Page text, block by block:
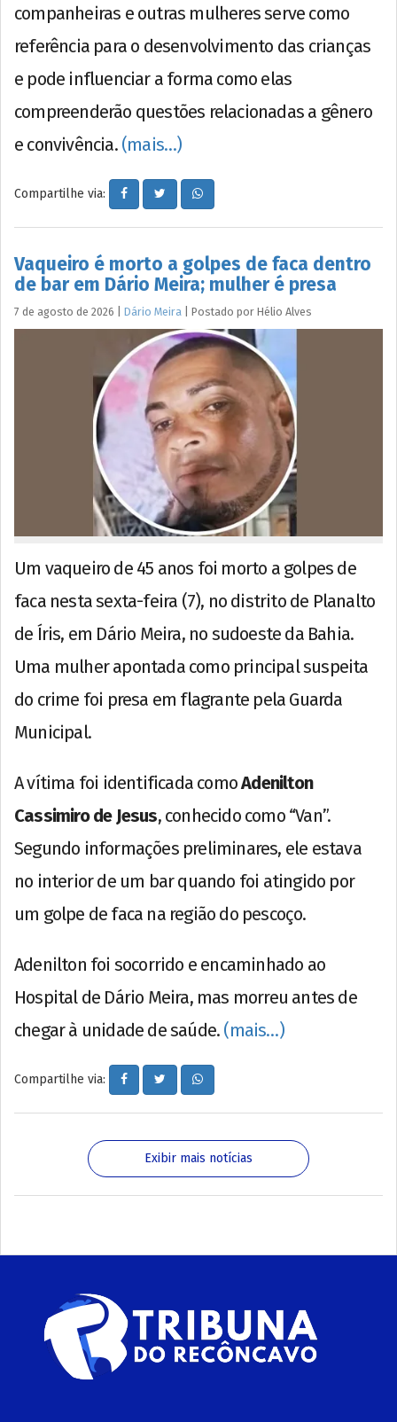
companheiras e outras mulheres serve como
referência para o desenvolvimento das crianças
e pode influenciar a forma como elas
compreenderão questões relacionadas a gênero
e convivência. (mais…)
Compartilhe via:
Vaqueiro é morto a golpes de faca dentro
de bar em Dário Meira; mulher é presa
7 de agosto de 2026 Dário Meira Postado por Hélio Alves
Um vaqueiro de 45 anos foi morto a golpes de
faca nesta sexta-feira (7), no distrito de Planalto
de Íris, em Dário Meira, no sudoeste da Bahia.
Uma mulher apontada como principal suspeita
do crime foi presa em flagrante pela Guarda
Municipal.
A vítima foi identificada comoAdenilton
Cassimiro de Jesus, conhecido como “Van”.
Segundo informações preliminares, ele estava
no interior de um bar quando foi atingido por
um golpe de faca na região do pescoço.
Adenilton foi socorrido e encaminhado ao
Hospital de Dário Meira, mas morreu antes de
chegar à unidade de saúde. (mais…)
Compartilhe via:
Exibir mais notícias